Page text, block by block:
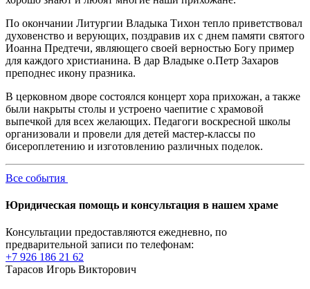
По окончании Литургии Владыка Тихон тепло приветствовал
духовенство и верующих, поздравив их с днем памяти святого
Иоанна Предтечи, являющего своей верностью Богу пример
для каждого христианина. В дар Владыке о.Петр Захаров
преподнес икону празника.
В церковном дворе состоялся концерт хора прихожан, а также
были накрыты столы и устроено чаепитие с храмовой
выпечкой для всех желающих. Педагоги воскресной школы
организовали и провели для детей мастер-классы по
бисероплетению и изготовлению различных поделок.
Все события
Юридическая помощь и консультация в нашем храме
Консультации предоставляются ежедневно, по
предварительной записи по телефонам:
+7 926 186 21 62
Тарасов Игорь Викторович